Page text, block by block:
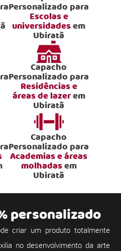
Personalizado para
Escolas e
universidadesem
Ubiratã
Capacho
Personalizado para
Residências e
áreas de lazerem
Ubiratã
Capacho
Personalizado para
Academias e áreas
molhadasem
Ubiratã
personalizado
criar um produto totalmente
no desenvolvimento da arte